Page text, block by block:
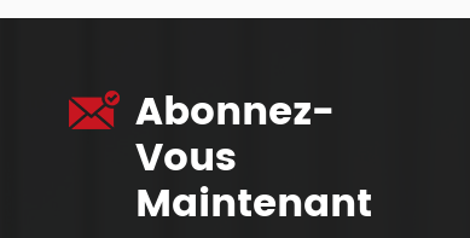
Abonnez-
Vous
Maintenant